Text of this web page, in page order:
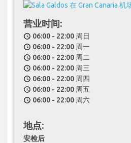
营业时间:
schedule 06:00 - 22:00 周日
schedule 06:00 - 22:00 周一
schedule 06:00 - 22:00 周二
schedule 06:00 - 22:00 周三
schedule 06:00 - 22:00 周四
schedule 06:00 - 22:00 周五
schedule 06:00 - 22:00 周六
地点:
安检后